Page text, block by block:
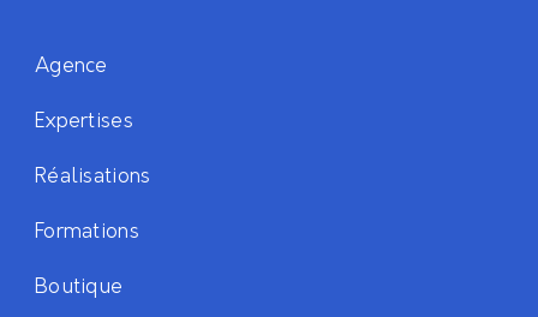
Agence
Expertises
Réalisations
Formations
Boutique